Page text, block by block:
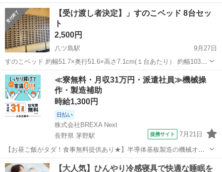
もらっていた時に使っていたベッドです。写真に写っている椅子と小
物類もあります。黄ばみや黒ずみが少しあります。ベッドの高さはハ
ンドルで調整できます。週末のみ引き取...
福井 福井市 福井駅 ベッド 個人
【受け渡し者決定】」すのこベッド 8台セッ
ト
2,500円
八ツ島駅
9月27日
すのこベッド 約幅51.7×奥行51.6×高さ7.1cm(１台あたり） 約幅103×
奥行204×高さ7.1cm(8台セット時） １枚あたり 耐荷重 120kg シン
グルサイズ ８枚セット 組合せ自由 材質 P...
福井 福井市 八ツ島駅 ベッド すのこベッド
≪寮無料・月収31万円・派遣社員≫機械操
作・製造補助
時給1,300円
日払い
株式会社BREXA Next
長野県 茅野駅
提携サイト 7月21日
【お昼ご飯がタダ！食事無料提供あり★】半導体基板製造の機械オペ
レーターや検査作業！未経験活躍中★カップル＆友達同士の応募OK！
赴任旅費会社負担★嬉しい無料送迎◎正社員登用制度あり！マイカー
長野 茅野市 茅野駅